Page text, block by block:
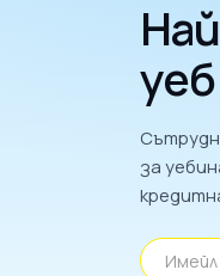
за
Имейл адрес